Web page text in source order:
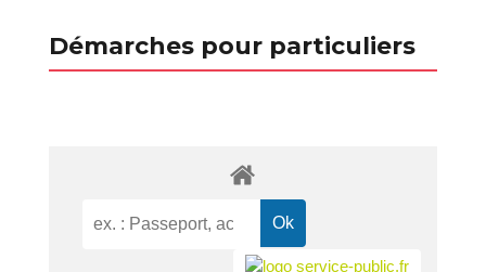
Démarches pour particuliers